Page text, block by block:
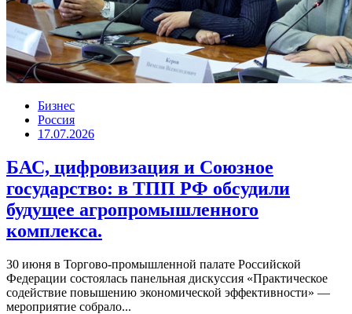
Бизнес
Россия
17.07.2026
БАС, цифровизация и Союзное
государство: в ТПП РФ обсудили
будущее агропромышленного
комплекса.
30 июня в Торгово-промышленной палате Российской
Федерации состоялась панельная дискуссия «Практическое
содействие повышению экономической эффективности» —
мероприятие собрало...